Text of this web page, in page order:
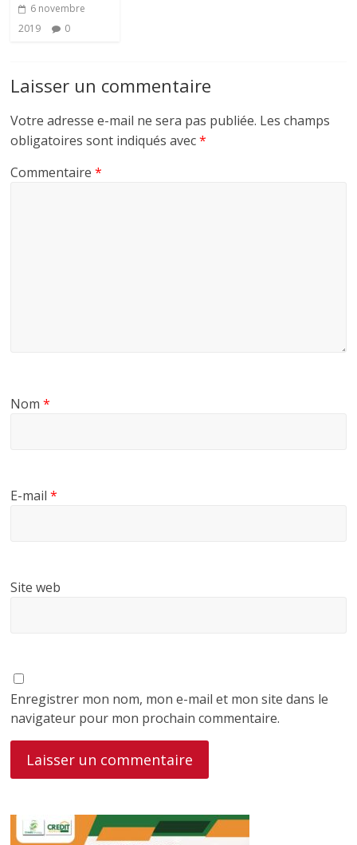
6 novembre
2019
0
Laisser un commentaire
Votre adresse e-mail ne sera pas publiée. Les champs
obligatoires sont indiqués avec*
Commentaire*
Nom*
E-mail*
Site web
Enregistrer mon nom, mon e-mail et mon site dans le
navigateur pour mon prochain commentaire.